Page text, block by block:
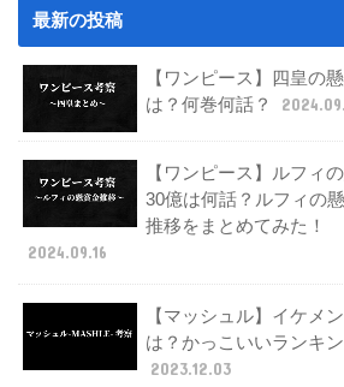
最新の投稿
【ワンピース】四皇の
は？何巻何話？
【ワンピース】ルフィ
30億は何話？ルフィの
推移をまとめてみた！
2024.09.16
【マッシュル】イケメ
は？かっこいいランキ
2023.12.03